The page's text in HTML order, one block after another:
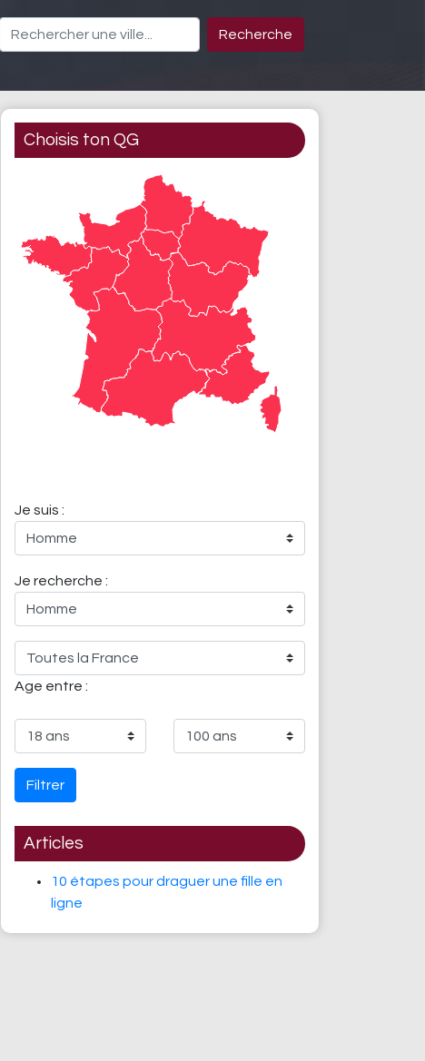
Recherche
Choisis ton QG
Je suis :
Je recherche :
Age entre :
Filtrer
Articles
10 étapes pour draguer une fille en
ligne